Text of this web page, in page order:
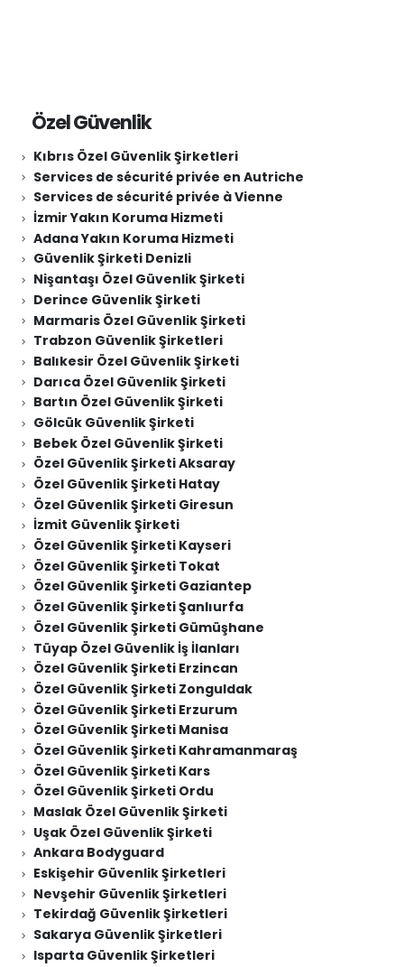
Özel Güvenlik
Kıbrıs Özel Güvenlik Şirketleri
Services de sécurité privée en Autriche
Services de sécurité privée à Vienne
İzmir Yakın Koruma Hizmeti
Adana Yakın Koruma Hizmeti
Güvenlik Şirketi Denizli
Nişantaşı Özel Güvenlik Şirketi
Derince Güvenlik Şirketi
Marmaris Özel Güvenlik Şirketi
Trabzon Güvenlik Şirketleri
Balıkesir Özel Güvenlik Şirketi
Darıca Özel Güvenlik Şirketi
Bartın Özel Güvenlik Şirketi
Gölcük Güvenlik Şirketi
Bebek Özel Güvenlik Şirketi
Özel Güvenlik Şirketi Aksaray
Özel Güvenlik Şirketi Hatay
Özel Güvenlik Şirketi Giresun
İzmit Güvenlik Şirketi
Özel Güvenlik Şirketi Kayseri
Özel Güvenlik Şirketi Tokat
Özel Güvenlik Şirketi Gaziantep
Özel Güvenlik Şirketi Şanlıurfa
Özel Güvenlik Şirketi Gümüşhane
Tüyap Özel Güvenlik İş İlanları
Özel Güvenlik Şirketi Erzincan
Özel Güvenlik Şirketi Zonguldak
Özel Güvenlik Şirketi Erzurum
Özel Güvenlik Şirketi Manisa
Özel Güvenlik Şirketi Kahramanmaraş
Özel Güvenlik Şirketi Kars
Özel Güvenlik Şirketi Ordu
Maslak Özel Güvenlik Şirketi
Uşak Özel Güvenlik Şirketi
Ankara Bodyguard
Eskişehir Güvenlik Şirketleri
Nevşehir Güvenlik Şirketleri
Tekirdağ Güvenlik Şirketleri
Sakarya Güvenlik Şirketleri
Isparta Güvenlik Şirketleri